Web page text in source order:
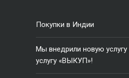
Покупки в Индии
Мы внедрили новую
услугу «ВЫКУП»!